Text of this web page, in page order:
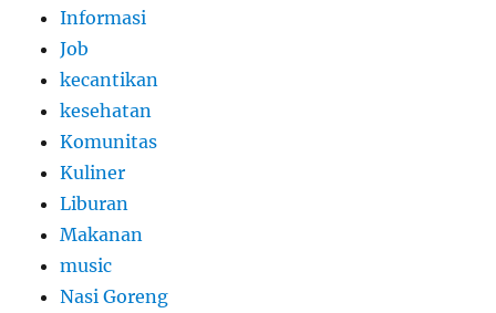
Informasi
Job
kecantikan
kesehatan
Komunitas
Kuliner
Liburan
Makanan
music
Nasi Goreng